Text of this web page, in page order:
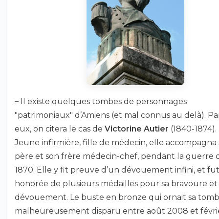
– Il existe quelques tombes de personnages
"patrimoniaux" d’Amiens (et mal connus au delà).
eux, on citera le cas de Victorine Autier (1840-1874).
Jeune infirmière, fille de médecin, elle accompagna
père et son frère médecin-chef, pendant la guerre
1870. Elle y fit preuve d’un dévouement infini, et fut
honorée de plusieurs médailles pour sa bravoure et
dévouement. Le buste en bronze qui ornait sa
malheureusement disparu entre août 2008 et